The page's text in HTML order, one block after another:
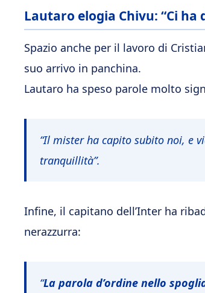
Lautaro elogia Chivu: “Ci ha
Spazio anche per il lavoro di
suo arrivo in panchina.
Lautaro ha speso parole molto
“Il mister ha capito subito noi, e
tranquillità”.
Infine, il capitano dell’Inter ha
nerazzurra:
“La parola d’ordine nello